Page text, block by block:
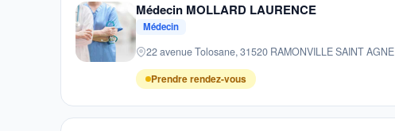
Médecin MOLLARD LAURENCE
Médecin
22 avenue Tolosane, 31520 RAMONVILLE SAINT AGNE
Prendre rendez-vous